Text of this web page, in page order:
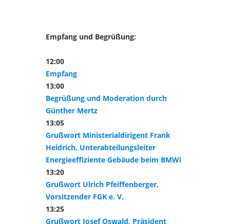
Empfang und Begrüßung:
12:00
Empfang
13:00
Begrüßung und Moderation durch
Günther Mertz
13:05
Grußwort Ministerialdirigent Frank
Heidrich, Unterabteilungsleiter
Energieeffiziente Gebäude beim BMWi
13:20
Grußwort Ulrich Pfeiffenberger,
Vorsitzender FGK e. V.
13:25
Grußwort Josef Oswald, Präsident